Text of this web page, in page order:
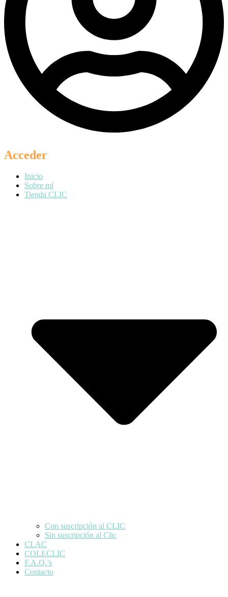
Acceder
Inicio
Sobre mí
Tienda CLIC
Con suscripción al CLIC
Sin suscripción al Clic
CLAC
COLECLIC
F.A.Q.’s
Contacto